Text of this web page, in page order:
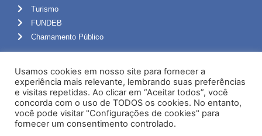
Turismo
FUNDEB
Chamamento Público
Portal do Servidor
Webmail
Administração
Usamos cookies em nosso site para fornecer a
experiência mais relevante, lembrando suas preferências
e visitas repetidas. Ao clicar em “Aceitar todos”, você
concorda com o uso de TODOS os cookies. No entanto,
você pode visitar "Configurações de cookies" para
fornecer um consentimento controlado.